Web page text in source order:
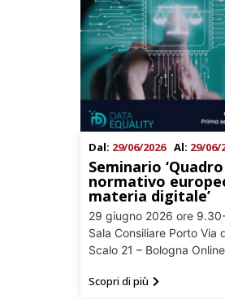
Dal: 29/06/2026 Al: 29/06/
Seminario ‘Quadro
normativo
materia digitale’
29 giugno 2026 ore
Sala Consiliare Porto Via
Scalo 21 – Bologna
Scopri di più